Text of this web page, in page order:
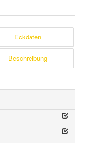
Eckdaten
Beschreibung